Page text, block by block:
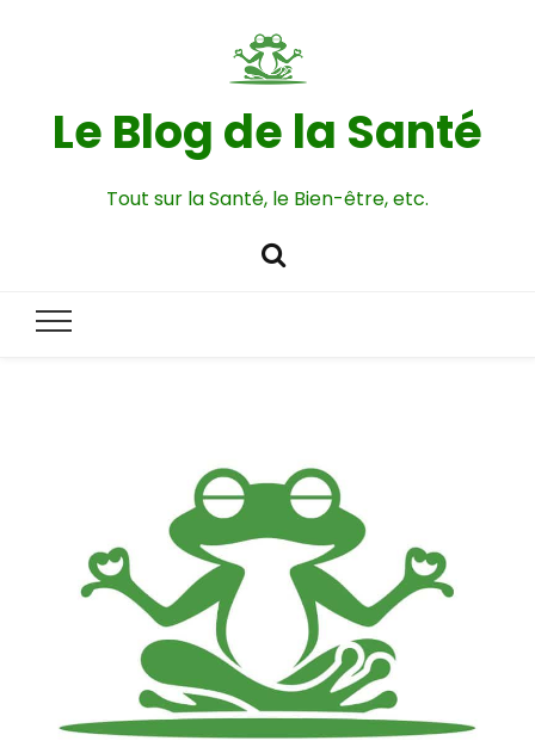
Le Blog de la Santé
Tout sur la Santé, le Bien-être, etc.